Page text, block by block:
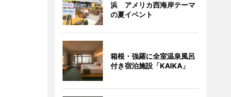
浜 アメリカ西海岸テーマ
の夏イベント
箱根・強羅に全室温泉風呂
付き宿泊施設「KAIKA」